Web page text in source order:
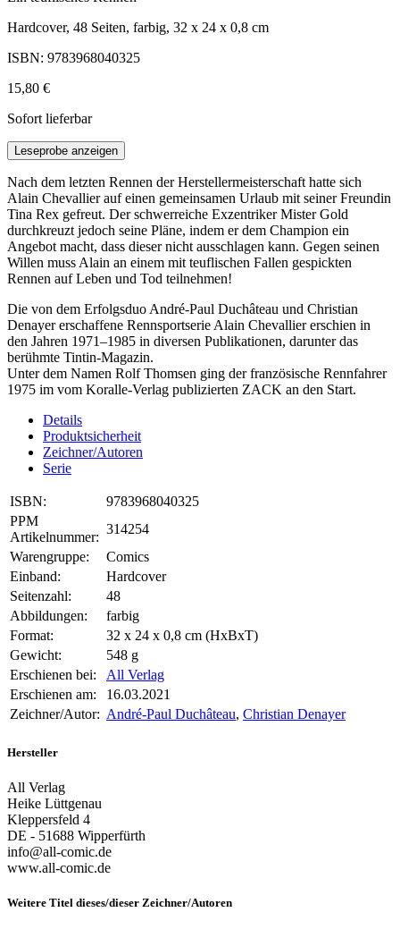
Hardcover, 48 Seiten, farbig, 32 x 24 x 0,8 cm
ISBN: 9783968040325
15,80 €
Sofort lieferbar
Leseprobe anzeigen
Nach dem letzten Rennen der Herstellermeisterschaft hatte sich
Alain Chevallier auf einen gemeinsamen Urlaub mit seiner Freundin
Tina Rex gefreut. Der schwerreiche Exzentriker Mister Gold
durchkreuzt jedoch seine Pläne, indem er dem Champion ein
Angebot macht, dass dieser nicht ausschlagen kann. Gegen seinen
Willen muss Alain an einem mit teuflischen Fallen gespickten
Rennen auf Leben und Tod teilnehmen!
Die von dem Erfolgsduo André-Paul Duchâteau und Christian
Denayer erschaffene Rennsportserie Alain Chevallier erschien in
den Jahren 1971–1985 in diversen Publikationen, darunter das
berühmte Tintin-Magazin.
Unter dem Namen Rolf Thomsen ging der französische Rennfahrer
1975 im vom Koralle-Verlag publizierten ZACK an den Start.
Details
Produktsicherheit
Zeichner/Autoren
Serie
ISBN:
9783968040325
PPM
Artikelnummer:
314254
Warengruppe:
Comics
Einband:
Hardcover
Seitenzahl:
48
Abbildungen:
farbig
Format:
32 x 24 x 0,8 cm (HxBxT)
Gewicht:
548 g
Erschienen bei:
All Verlag
Erschienen am:
16.03.2021
Zeichner/Autor: André-Paul Duchâteau, Christian Denayer
Hersteller
All Verlag
Heike Lüttgenau
Kleppersfeld 4
DE - 51688 Wipperfürth
info@all-comic.de
www.all-comic.de
Weitere Titel dieses/dieser Zeichner/Autoren